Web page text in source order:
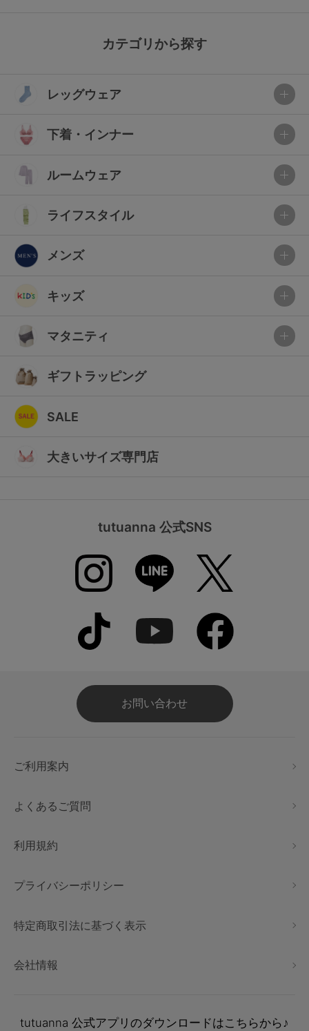
カテゴリから探す
レッグウェア
下着・インナー
ルームウェア
ライフスタイル
メンズ
キッズ
マタニティ
ギフトラッピング
SALE
大きいサイズ専門店
tutuanna 公式SNS
お問い合わせ
ご利用案内
よくあるご質問
利用規約
プライバシーポリシー
特定商取引法に基づく表示
会社情報
tutuanna 公式アプリのダウンロードはこちらから♪